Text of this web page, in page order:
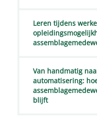
Leren tijdens
Van handmatig
automatisering:
blijft